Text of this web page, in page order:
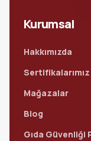
Kurumsal
Hakkımızda
Sertifikalarımız
Mağazalar
Blog
Gıda Güvenliği